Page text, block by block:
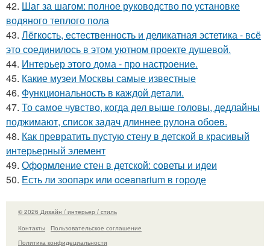
42. Шаг за шагом: полное руководство по установке
водяного теплого пола
43. Лёгкость, естественность и деликатная эстетика - всё
это соединилось в этом уютном проекте душевой.
44. Интерьер этого дома - про настроение.
45. Какие музеи Москвы самые известные
46. Функциональность в каждой детали.
47. То самое чувство, когда дел выше головы, дедлайны
поджимают, список задач длиннее рулона обоев.
48. Как превратить пустую стену в детской в красивый
интерьерный элемент
49. Оформление стен в детской: советы и идеи
50. Есть ли зоопарк или oceanarium в городе
© 2026 Дизайн / интерьер / стиль
Контакты
Пользовательское соглашение
Политика конфидециальности